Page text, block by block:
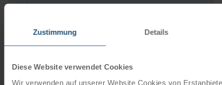
Zustimmung Details
Diese Website verwendet Cookies
Wir verwenden auf unserer Website Cookies von
Adresse
33010 Malborghetto